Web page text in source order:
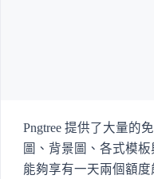
Pngtree 提供了大量的
圖、背景圖、各式模
能夠享有一天兩個額度